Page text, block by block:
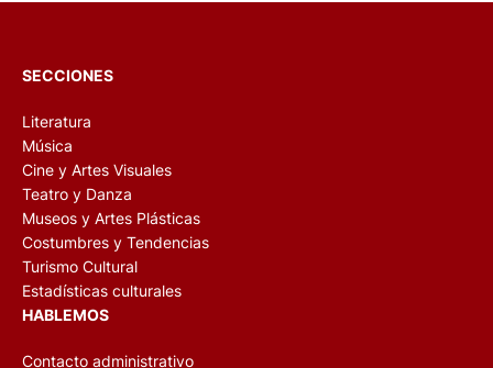
SECCIONES
Literatura
Música
Cine y Artes Visuales
Teatro y Danza
Museos y Artes Plásticas
Costumbres y Tendencias
Turismo Cultural
Estadísticas culturales
HABLEMOS
Contacto administrativo